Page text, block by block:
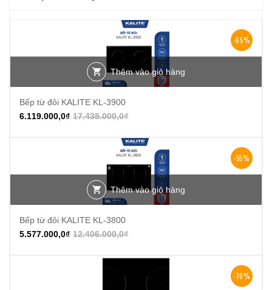
-65%
Thêm vào giỏ hàng
Bếp từ đôi KALITE KL-3900
17.438.000,0₫
6.119.000,0₫
-55%
Thêm vào giỏ hàng
Bếp từ đôi KALITE KL-3800
12.406.000,0₫
5.577.000,0₫
-70%